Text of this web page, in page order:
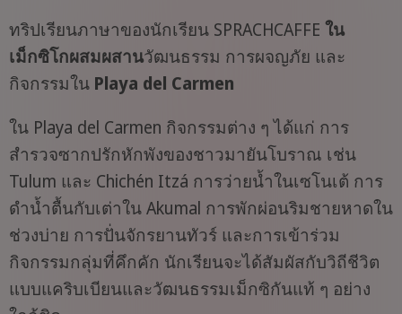
ทริปเรียนภาษาของนักเรียน SPRACHCAFFE ใน
เม็กซิโกผสมผสานวัฒนธรรม การผจญภัย และ
กิจกรรมใน Playa del Carmen
ใน Playa del Carmen กิจกรรมต่าง ๆ ได้แก่ การ
สำรวจซากปรักหักพังของชาวมายันโบราณ เช่น
Tulum และ Chichén Itzá การว่ายน้ำในเซโนเต้ การ
ดำน้ำตื้นกับเต่าใน Akumal การพักผ่อนริมชายหาดใน
ช่วงบ่าย การปั่นจักรยานทัวร์ และการเข้าร่วม
กิจกรรมกลุ่มที่คึกคัก นักเรียนจะได้สัมผัสกับวิถีชีวิต
แบบแคริบเบียนและวัฒนธรรมเม็กซิกันแท้ ๆ อย่าง